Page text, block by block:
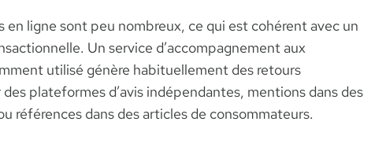
ligne sont peu nombreux, ce qui est cohérent avec un
Un service d’accompagnement aux
utilisé génère habituellement des retours
plateformes d’avis indépendantes, mentions dans des
références dans des articles de consommateurs.